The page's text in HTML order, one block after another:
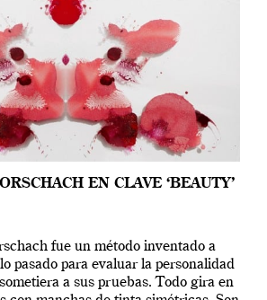
EN CLAVE ‘BEAUTY’
fue un método inventado a
pasado para evaluar la personalidad
a sus pruebas. Todo gira en